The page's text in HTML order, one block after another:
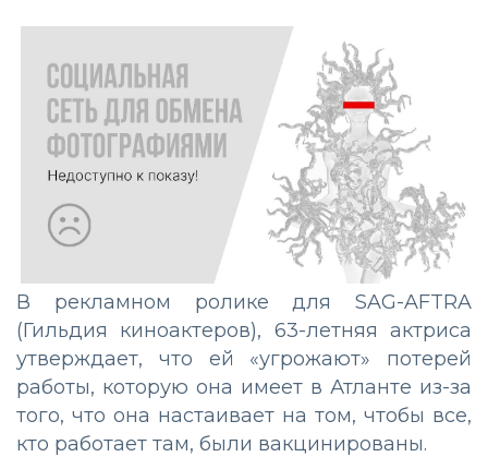
В рекламном ролике для SAG-AFTRA
(Гильдия киноактеров), 63-летняя актриса
утверждает, что ей «угрожают» потерей
работы, которую она имеет в Атланте из-за
того, что она настаивает на том, чтобы все,
кто работает там, были вакцинированы.